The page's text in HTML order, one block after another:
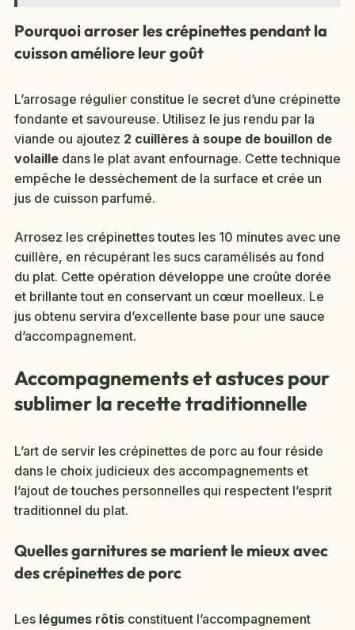
Pourquoi arroser les crépinettes pendant la
cuisson améliore leur goût
L’arrosage régulier constitue le secret d’une crépinette
fondante et savoureuse. Utilisez le jus rendu par la
viande ou ajoutez 2 cuillères à soupe de bouillon de
volaille dans le plat avant enfournage. Cette technique
empêche le dessèchement de la surface et crée un
jus de cuisson parfumé.
Arrosez les crépinettes toutes les 10 minutes avec une
cuillère, en récupérant les sucs caramélisés au fond
du plat. Cette opération développe une croûte dorée
et brillante tout en conservant un cœur moelleux. Le
jus obtenu servira d’excellente base pour une sauce
d’accompagnement.
Accompagnements et astuces pour
sublimer la recette traditionnelle
L’art de servir les crépinettes de porc au four réside
dans le choix judicieux des accompagnements et
l’ajout de touches personnelles qui respectent l’esprit
traditionnel du plat.
Quelles garnitures se marient le mieux avec
des crépinettes de porc
Les légumes rôtis constituent l’accompagnement